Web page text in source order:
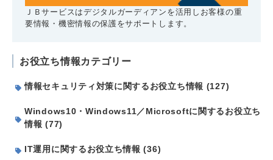
ＪＢサービスはデジタルガーディアンを活用しお客様の重
要情報・機密情報の保護をサポートします。
お役立ち情報カテゴリー
情報セキュリティ対策に関するお役立ち情報 (127)
Windows10・Windows11／Microsoftに関するお役立ち
情報 (77)
IT運用に関するお役立ち情報 (36)